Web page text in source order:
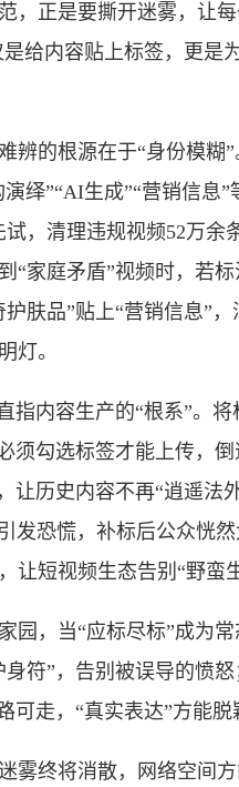
，正是要撕开迷雾，让
给内容贴上标签，更是
的根源在于“身份模糊”
绎”“AI生成”“营销信息”
，清理违规视频52万余
“家庭矛盾”视频时，若
肤品”贴上“营销信息”，
灯。
内容生产的“根系”。将
勾选标签才能上传，倒
让历史内容不再“逍遥法
发恐慌，补标后公众恍
短视频生态告别“野蛮生
，当“应标尽标”成为常
符”，告别被误导的愤
走，“真实表达”方能脱
终将消散，网络空间方